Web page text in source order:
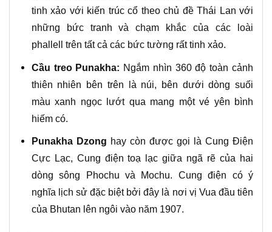
tinh xảo với kiến ​​trúc cổ theo chủ đề Thái Lan với
những bức tranh và chạm khắc của các loài
phallell trên tất cả các bức tường rất tinh xảo.
Cầu treo Punakha: Ngắm nhìn 360 độ toàn cảnh
thiên nhiên bên trên là núi, bên dưới dòng suối
màu xanh ngọc lướt qua mang một vé yên bình
hiếm có.
Punakha Dzong hay còn được gọi là Cung Điện
Cực Lạc, Cung điện toạ lạc giữa ngã rẽ của hai
dòng sông Phochu và Mochu. Cung điện có ý
nghĩa lịch sử đặc biệt bởi đây là nơi vị Vua đầu tiên
của Bhutan lên ngôi vào năm 1907.